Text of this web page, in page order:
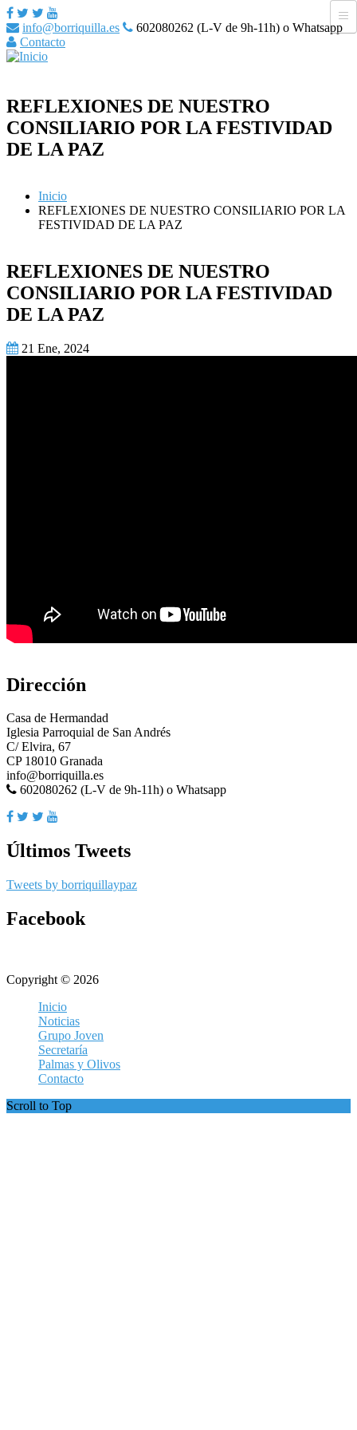
info@borriquilla.es
602080262 (L-V de 9h-11h) o Whatsapp
Contacto
REFLEXIONES DE NUESTRO
CONSILIARIO POR LA FESTIVIDAD
DE LA PAZ
Inicio
REFLEXIONES DE NUESTRO CONSILIARIO POR LA
FESTIVIDAD DE LA PAZ
REFLEXIONES DE NUESTRO
CONSILIARIO POR LA FESTIVIDAD
DE LA PAZ
21 Ene, 2024
Dirección
Casa de Hermandad
Iglesia Parroquial de San Andrés
C/ Elvira, 67
CP 18010 Granada
info@borriquilla.es
602080262 (L-V de 9h-11h) o Whatsapp
Últimos Tweets
Tweets by borriquillaypaz
Facebook
Copyright © 2026
Inicio
Noticias
Grupo Joven
Secretaría
Palmas y Olivos
Contacto
Scroll to Top